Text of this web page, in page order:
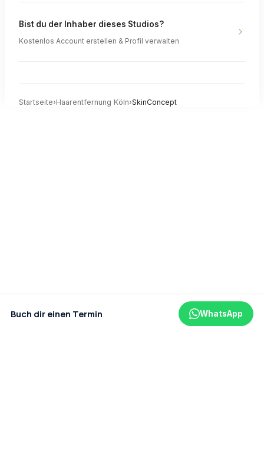
Bist du der Inhaber dieses Studios?
Kostenlos Account erstellen & Profil verwalten
Startseite›Haarentfernung Köln›SkinConcept
Buch dir einen Termin WhatsApp